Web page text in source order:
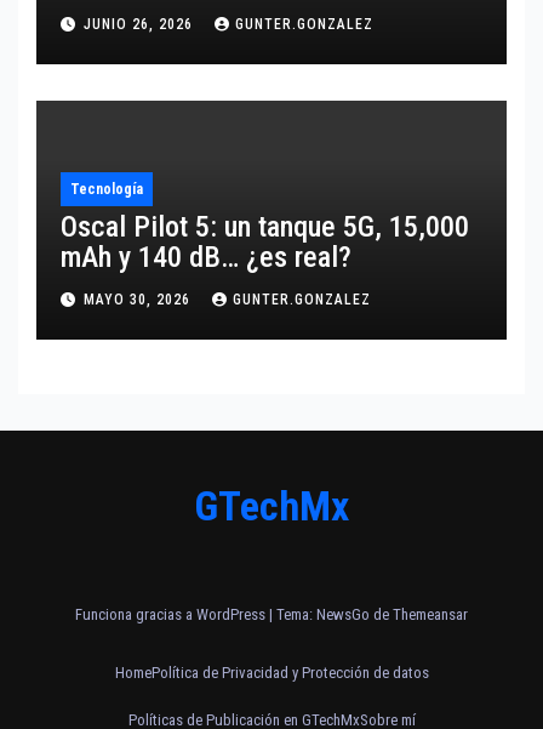
JUNIO 26, 2026 GUNTER.GONZALEZ
Tecnología
Oscal Pilot 5: un tanque 5G, 15,000
mAh y 140 dB… ¿es real?
MAYO 30, 2026 GUNTER.GONZALEZ
GTechMx
Funciona gracias a WordPress | Tema: NewsGo de Themeansar
HomePolítica de Privacidad y Protección de datos
Políticas de Publicación en GTechMxSobre mí